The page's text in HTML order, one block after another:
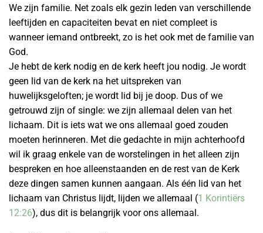
We zijn familie. Net zoals elk gezin leden van verschillende
leeftijden en capaciteiten bevat en niet compleet is
wanneer iemand ontbreekt, zo is het ook met de familie van
God.
Je hebt de kerk nodig en de kerk heeft jou nodig. Je wordt
geen lid van de kerk na het uitspreken van
huwelijksgeloften; je wordt lid bij je doop. Dus of we
getrouwd zijn of single: we zijn allemaal delen van het
lichaam. Dit is iets wat we ons allemaal goed zouden
moeten herinneren. Met die gedachte in mijn achterhoofd
wil ik graag enkele van de worstelingen in het alleen zijn
bespreken en hoe alleenstaanden en de rest van de Kerk
deze dingen samen kunnen aangaan. Als één lid van het
lichaam van Christus lijdt, lijden we allemaal (1 Korintiërs
12:26), dus dit is belangrijk voor ons allemaal.